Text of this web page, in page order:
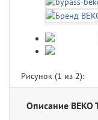
Рисунок (1 из 2):
Описание BEKO